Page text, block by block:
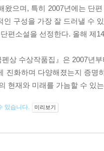
왔으며, 특히 2007년에는 단
인 구성을 가장 잘 드러낼 수
편소설을 선정한다. 올해 제
상 수상작품집』은 2007년
진화하며 다양해졌는지 증
현재와 미래를 가늠할 수 있
있습니다. 미리보기